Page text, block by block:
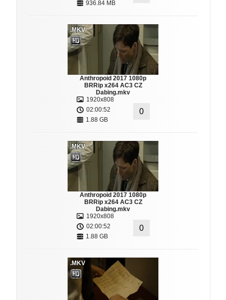
936.84 MB
.MKV
Anthropoid 2017 1080p
BRRip x264 AC3 CZ
Dabing.mkv
1920x808
02:00:52
1.88 GB
0
.MKV
Anthropoid 2017 1080p
BRRip x264 AC3 CZ
Dabing.mkv
1920x808
02:00:52
1.88 GB
0
.MKV